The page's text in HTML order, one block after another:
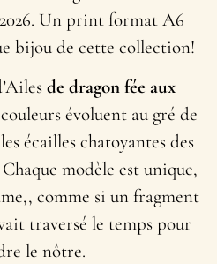
Un print format A6
bijou de cette collection!
de dragon fée aux
évoluent au gré de
écailles chatoyantes des
modèle est unique,
comme si un fragment
traversé le temps pour
le nôtre.